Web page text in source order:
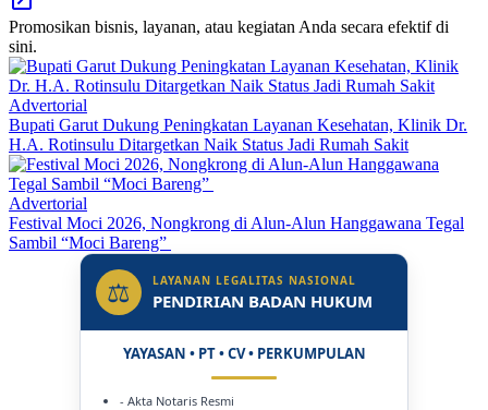
Promosikan bisnis, layanan, atau kegiatan Anda secara efektif di
sini.
Advertorial
Bupati Garut Dukung Peningkatan Layanan Kesehatan, Klinik Dr.
H.A. Rotinsulu Ditargetkan Naik Status Jadi Rumah Sakit
Advertorial
Festival Moci 2026, Nongkrong di Alun-Alun Hanggawana Tegal
Sambil “Moci Bareng”
⚖ LAYANAN LEGALITAS NASIONAL
PENDIRIAN BADAN HUKUM
YAYASAN • PT • CV • PERKUMPULAN
- Akta Notaris Resmi